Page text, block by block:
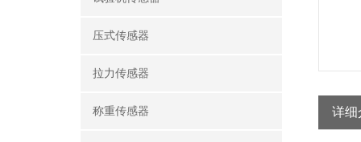
压式传感器
拉力传感器
称重传感器 详细